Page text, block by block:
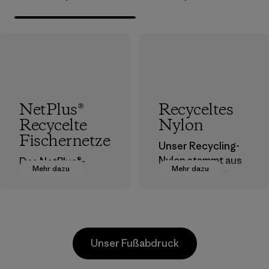
Mehr dazu
NetPlus®
Recycelte
Fischernetze
Das NetPlus®-
Fischernetzen
hergestellt, die von
Fischereigemeind
Mehr dazu
Recyceltes
Nylon
Unser Recycling-
Nylon stammt aus
postindustriellen
recycelten
Postconsumer-
Materialien.
Unser Fußabdruck